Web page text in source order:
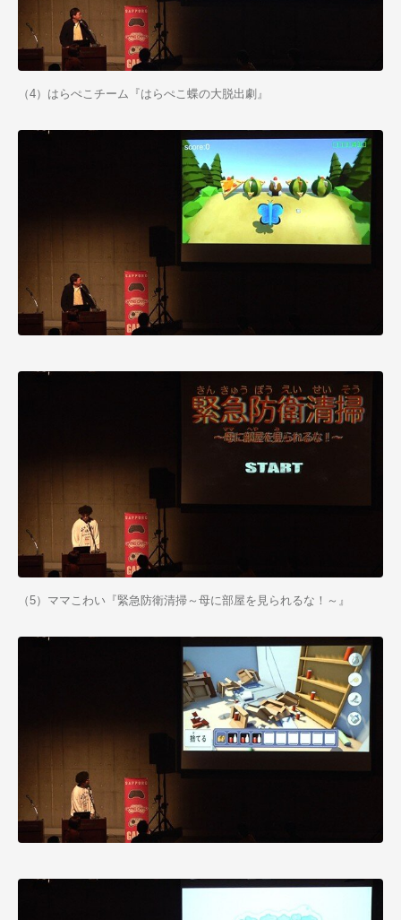
（4）はらぺこチーム『はらぺこ蝶の大脱出劇』
（5）ママこわい『緊急防衛清掃～母に部屋を見られるな！～』